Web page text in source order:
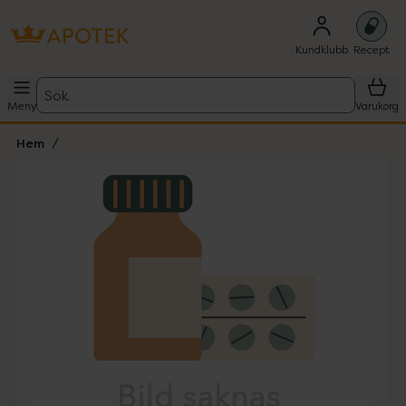
Kundklubb Recept
Meny
Sök
Varukorg
Hem
Lista: . Innehåller 1 objekt.